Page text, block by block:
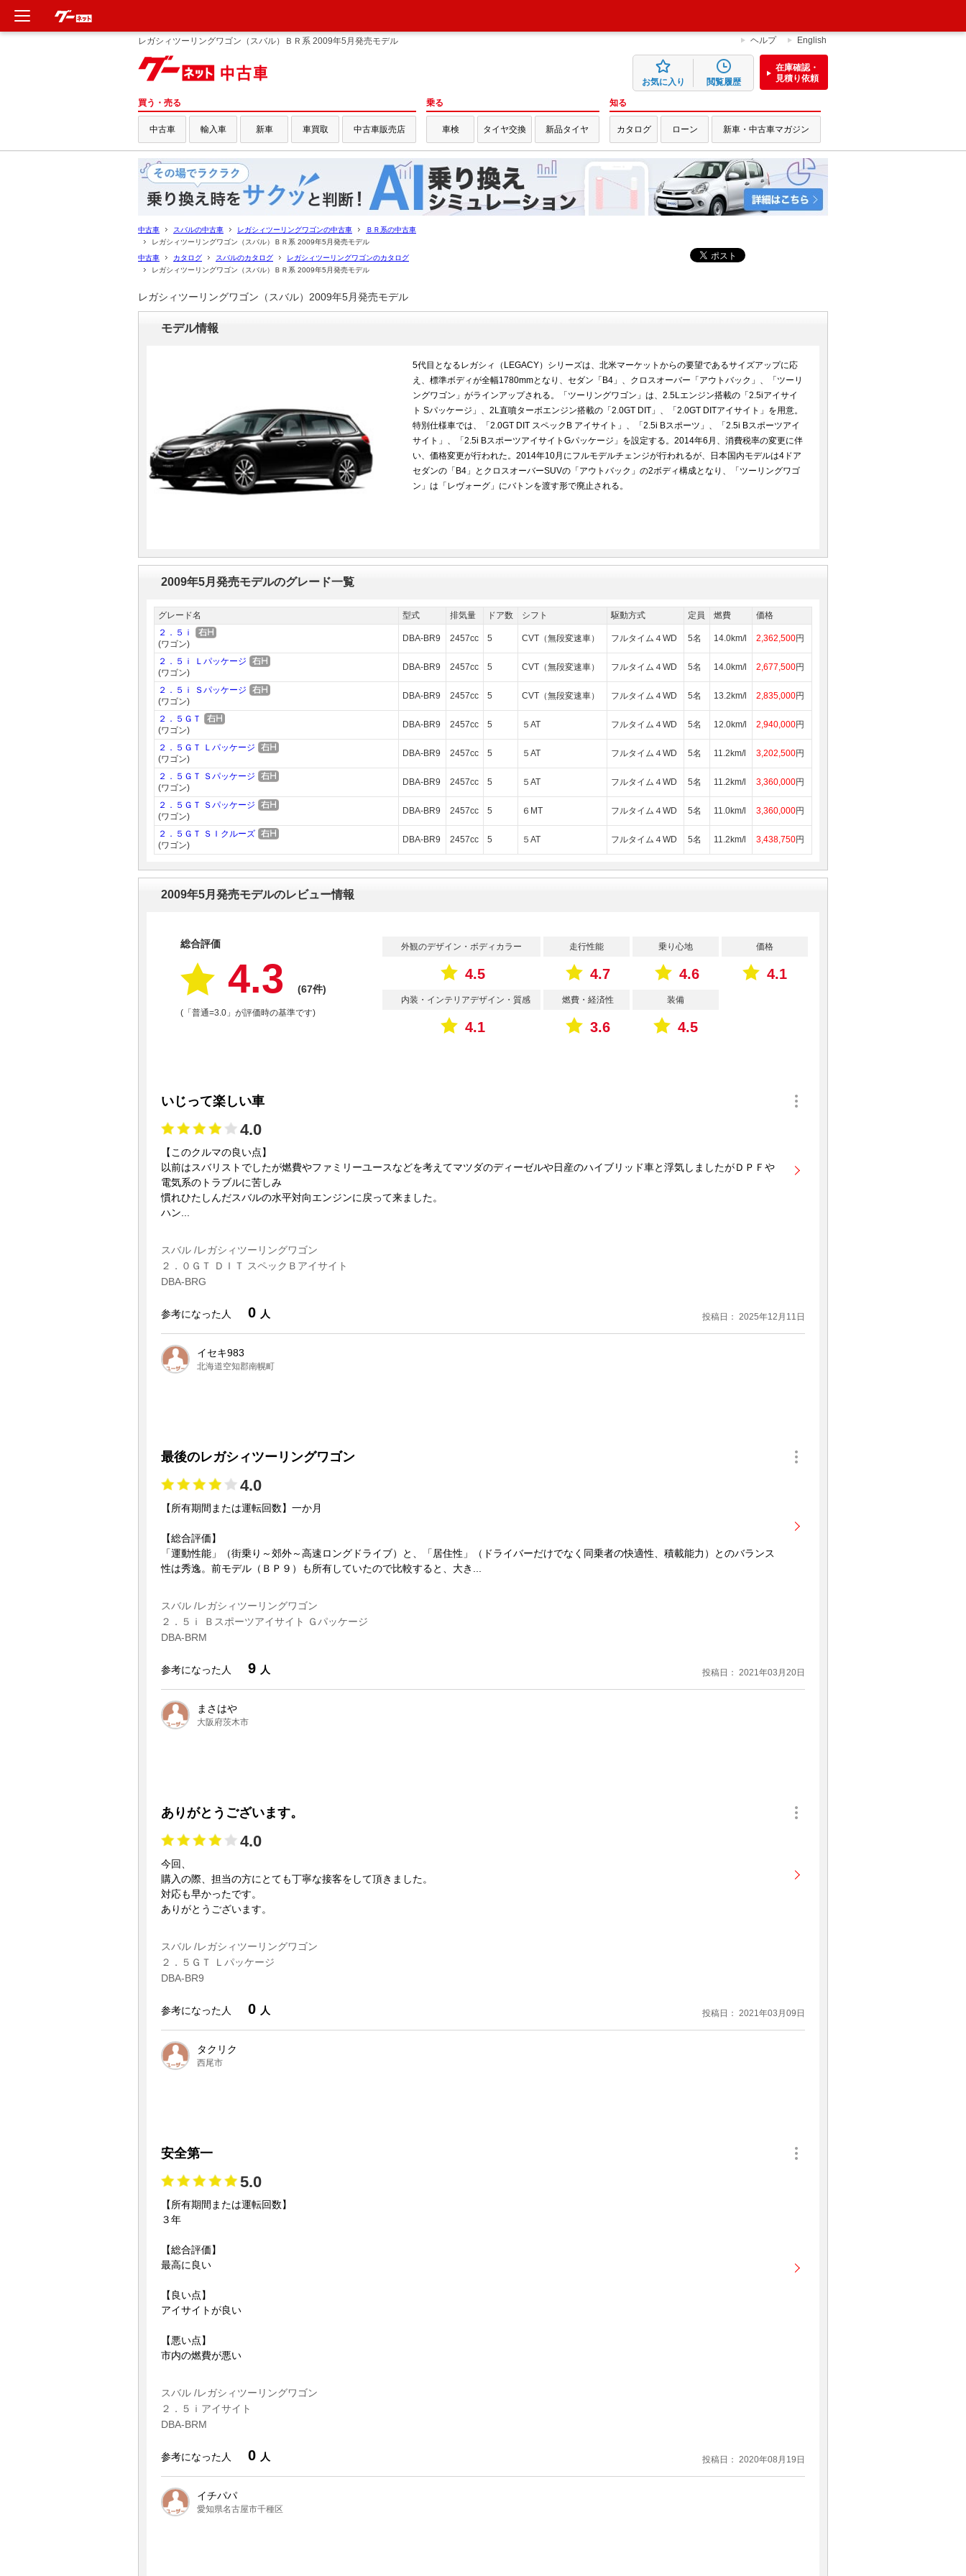
レガシィツーリングワゴン（スバル）ＢＲ系 2009年5月発売モデル English
ヘルプ
在庫確認・
見積り依頼
お気に入り 閲覧履歴
買う・売る
中古車 輸入車 新車 車買取 中古車販売店
乗る
車検 タイヤ交換 新品タイヤ
知る
カタログ ローン 新車・中古車マガジン
中古車 スバルの中古車 レガシィツーリングワゴンの中古車
ＢＲ系の中古車
レガシィツーリングワゴン（スバル）ＢＲ系 2009年5月発売モデル
中古車
カタログ スバルのカタログ
レガシィツーリングワゴンのカタログ
レガシィツーリングワゴン（スバル）ＢＲ系 2009年5月発売モデル
レガシィツーリングワゴン（スバル）2009年5月発売モデル
モデル情報
5代目となるレガシィ（LEGACY）シリーズは、北米マーケットからの要望であるサイズアップに応
え、標準ボディが全幅1780mmとなり、セダン「B4」、クロスオーバー「アウトバック」、「ツーリ
ングワゴン」がラインアップされる。「ツーリングワゴン」は、2.5Lエンジン搭載の「2.5iアイサイ
ト Sパッケージ」、2L直噴ターボエンジン搭載の「2.0GT DIT」、「2.0GT DITアイサイト」を用意。
特別仕様車では、「2.0GT DIT スペックB アイサイト」、「2.5i Bスポーツ」、「2.5i Bスポーツアイ
サイト」、「2.5i BスポーツアイサイトGパッケージ」を設定する。2014年6月、消費税率の変更に伴
い、価格変更が行われた。2014年10月にフルモデルチェンジが行われるが、日本国内モデルは4ドア
セダンの「B4」とクロスオーバーSUVの「アウトバック」の2ボディ構成となり、「ツーリングワゴ
ン」は「レヴォーグ」にバトンを渡す形で廃止される。
2009年5月発売モデルのグレード一覧
グレード名 型式 排気量 ドア数 シフト 駆動方式 定員 燃費
価格
２．５ｉ
(ワゴン)
DBA-BR9 2457cc 5 CVT（無段変速車） フルタイム４WD 5名 14.0km/l 2,362,500円
２．５ｉ Ｌパッケージ
(ワゴン)
DBA-BR9 2457cc 5 CVT（無段変速車） フルタイム４WD 5名 14.0km/l 2,677,500円
２．５ｉ Ｓパッケージ
(ワゴン)
DBA-BR9 2457cc 5 CVT（無段変速車） フルタイム４WD 5名 13.2km/l 2,835,000円
２．５ＧＴ
(ワゴン)
DBA-BR9 2457cc 5 ５AT フルタイム４WD 5名 12.0km/l 2,940,000円
２．５ＧＴ Ｌパッケージ
(ワゴン)
DBA-BR9 2457cc 5 ５AT フルタイム４WD 5名 11.2km/l 3,202,500円
２．５ＧＴ Ｓパッケージ
(ワゴン)
DBA-BR9 2457cc 5 ５AT フルタイム４WD 5名 11.2km/l 3,360,000円
２．５ＧＴ Ｓパッケージ
(ワゴン)
DBA-BR9 2457cc 5 ６MT フルタイム４WD 5名 11.0km/l 3,360,000円
２．５ＧＴ ＳＩクルーズ
(ワゴン)
DBA-BR9 2457cc 5 ５AT フルタイム４WD 5名 11.2km/l 3,438,750円
2009年5月発売モデルのレビュー情報
総合評価
4.3 (67件)
(「普通=3.0」が評価時の基準です)
外観のデザイン・ボディカラー
4.5
走行性能
4.7
乗り心地
4.6
価格
4.1
内装・インテリアデザイン・質感
4.1
燃費・経済性
3.6
装備
4.5
いじって楽しい車
4.0
【このクルマの良い点】
以前はスバリストでしたが燃費やファミリーユースなどを考えてマツダのディーゼルや日産のハイブリッド車と浮気しましたがＤＰＦや
電気系のトラブルに苦しみ
慣れひたしんだスバルの水平対向エンジンに戻って来ました。
ハン...
スバル /レガシィツーリングワゴン
２．０ＧＴ ＤＩＴ スペックＢアイサイト
DBA-BRG
参考になった人 0 人 投稿日： 2025年12月11日
イセキ983
北海道空知郡南幌町
最後のレガシィツーリングワゴン
4.0
【所有期間または運転回数】一か月
【総合評価】
「運動性能」（街乗り～郊外～高速ロングドライブ）と、「居住性」（ドライバーだけでなく同乗者の快適性、積載能力）とのバランス
性は秀逸。前モデル（ＢＰ９）も所有していたので比較すると、大き...
スバル /レガシィツーリングワゴン
２．５ｉ Ｂスポーツアイサイト Ｇパッケージ
DBA-BRM
参考になった人 9 人 投稿日： 2021年03月20日
まさはや
大阪府茨木市
ありがとうございます。
4.0
今回、
購入の際、担当の方にとても丁寧な接客をして頂きました。
対応も早かったです。
ありがとうございます。
スバル /レガシィツーリングワゴン
２．５ＧＴ Ｌパッケージ
DBA-BR9
参考になった人 0 人 投稿日： 2021年03月09日
タクリク
西尾市
安全第一
5.0
【所有期間または運転回数】
３年
【総合評価】
最高に良い
【良い点】
アイサイトが良い
【悪い点】
市内の燃費が悪い
スバル /レガシィツーリングワゴン
２．５ｉアイサイト
DBA-BRM
参考になった人 0 人 投稿日： 2020年08月19日
イチパパ
愛知県名古屋市千種区